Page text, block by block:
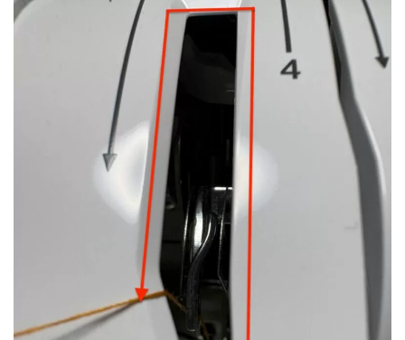
ミシン選び方・おすすめ
トラブル解決・メンテナ